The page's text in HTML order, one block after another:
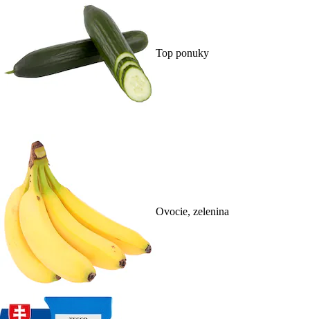
Top ponuky
Ovocie, zelenina